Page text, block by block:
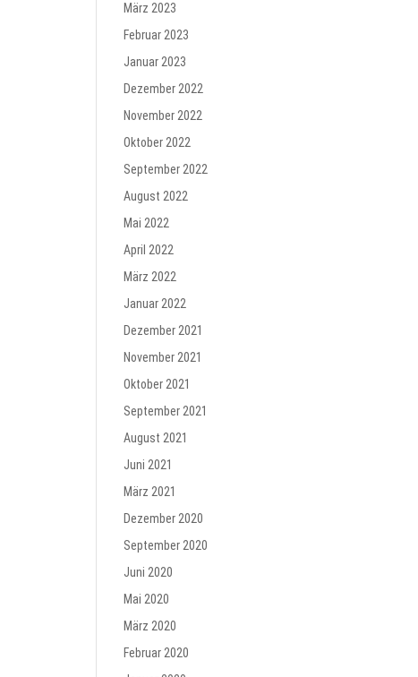
März 2023
Februar 2023
Januar 2023
Dezember 2022
November 2022
Oktober 2022
September 2022
August 2022
Mai 2022
April 2022
März 2022
Januar 2022
Dezember 2021
November 2021
Oktober 2021
September 2021
August 2021
Juni 2021
März 2021
Dezember 2020
September 2020
Juni 2020
Mai 2020
März 2020
Februar 2020